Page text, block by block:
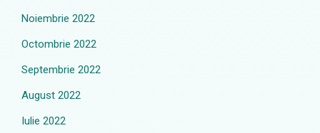
Noiembrie 2022
Octombrie 2022
Septembrie 2022
August 2022
Iulie 2022